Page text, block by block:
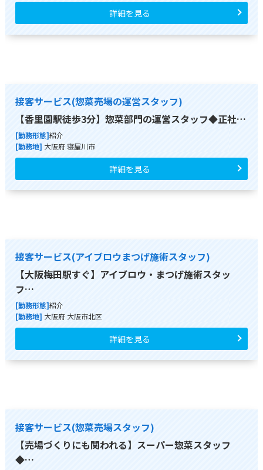
詳細を見る
接客サービス(惣菜売場の運営スタッフ)
【香里園駅徒歩3分】惣菜部門の運営スタッフ◆正社…
[勤務形態]紹介
[勤務地] 大阪府 寝屋川市
詳細を見る
接客サービス(アイブロウまつげ施術スタッフ)
【大阪梅田駅すぐ】アイブロウ・まつげ施術スタッ
フ…
[勤務形態]紹介
[勤務地] 大阪府 大阪市北区
詳細を見る
接客サービス(惣菜売場スタッフ)
【売場づくりにも関われる】スーパー惣菜スタッフ
◆…